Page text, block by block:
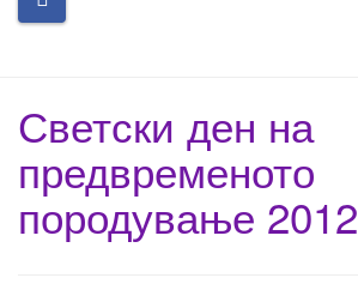
Светски ден на
предвременото
породување 2012